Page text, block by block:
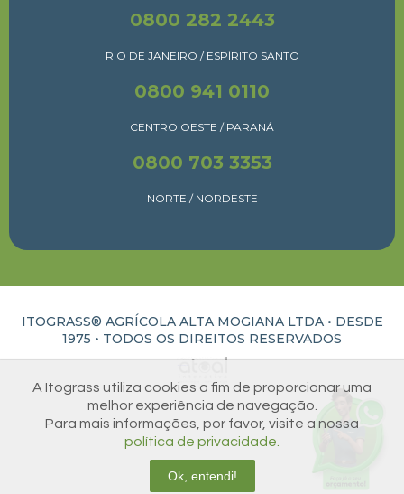
0800 282 2443
RIO DE JANEIRO / ESPÍRITO SANTO
0800 941 0110
CENTRO OESTE / PARANÁ
0800 703 3353
NORTE / NORDESTE
ITOGRASS® AGRÍCOLA ALTA MOGIANA LTDA • DESDE
1975 • TODOS OS DIREITOS RESERVADOS
A Itograss utiliza cookies a fim de proporcionar uma
melhor experiência de navegação.
Para mais informações, por favor, visite a nossa
política de privacidade.
Ok, entendi!